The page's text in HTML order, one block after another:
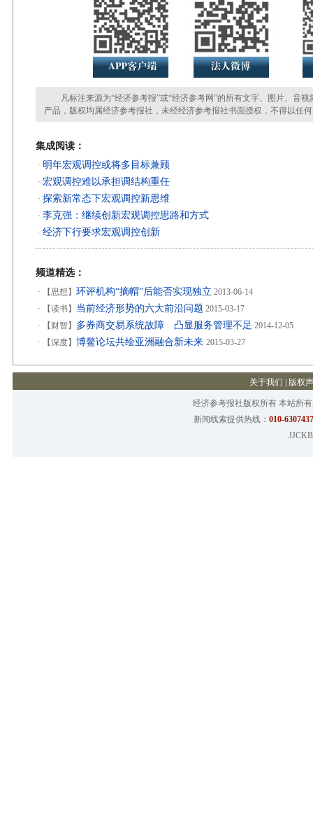
凡标注来源为“经济参考报”或“经济参考网”的所有文字、图片、音视
产品，版权均属经济参考报社，未经经济参考报社书面授权，不得以任
集成阅读：
· 明年宏观调控或将多目标兼顾
· 宏观调控难以承担调结构重任
· 探索新常态下宏观调控新思维
· 李克强：继续创新宏观调控思路和方式
· 经济下行要求宏观调控创新
频道精选：
· 【思想】 环评机构“摘帽”后能否实现独立 2013-06-14
·
【读书】 当前经济形势的六大前沿问题 2015-03-17
·
【财智】 多券商交易系统故障 凸显服务管理不足 2014-12-05
·
【深度】 博鳌论坛共绘亚洲融合新未来 2015-03-27
关于我们 版权
经济参考报社版权所有 本站所
新闻线索提供热线： 010-